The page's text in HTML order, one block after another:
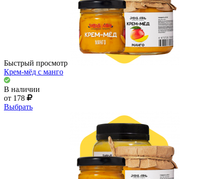
Быстрый просмотр
Крем-мёд с манго
В наличии
от 178
Выбрать